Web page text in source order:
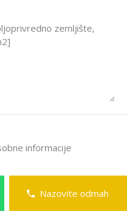
informacije
Nazovite odmah